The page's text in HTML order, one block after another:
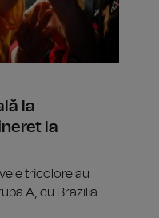
la
la
tricolore au
A, cu Brazilia